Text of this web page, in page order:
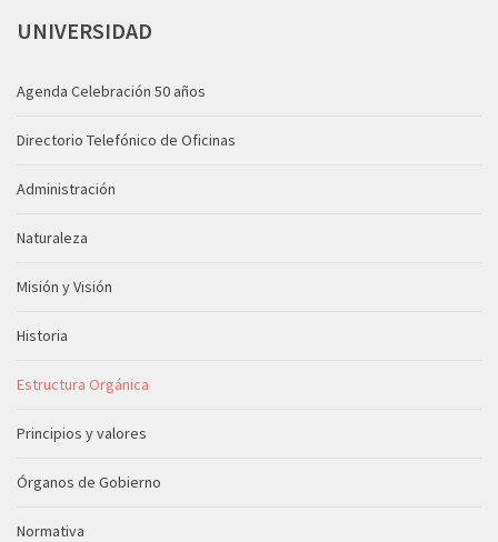
UNIVERSIDAD
Agenda Celebración 50 años
Directorio Telefónico de Oficinas
Administración
Naturaleza
Misión y Visión
Historia
Estructura Orgánica
Principios y valores
Órganos de Gobierno
Normativa